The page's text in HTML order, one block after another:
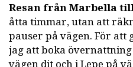
Resan från Marbella
åtta timmar, utan att
pauser på vägen. För att
jag att boka